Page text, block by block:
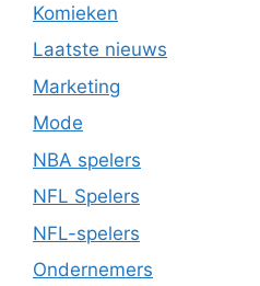
Komieken
Laatste nieuws
Marketing
Mode
NBA spelers
NFL Spelers
NFL-spelers
Ondernemers